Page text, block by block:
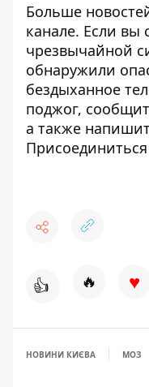
Больше
канале. Если вы
чрезвычайной
обнаружили
бездыханное
поджог,
а также
👍 🔥 ♥
НОВИНИ КИЄВА МОЗ